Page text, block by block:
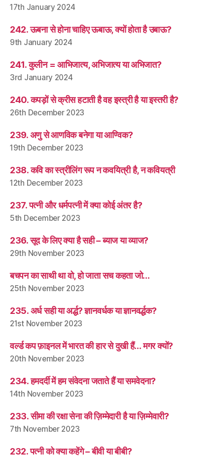
17th January 2024
242. ऊबना से होना चाहिए ऊबाऊ, क्यों होता है उबाऊ?
9th January 2024
241. कुलीन = आभिजात्य, अभिजात्य या अभिजात?
3rd January 2024
240. कपड़ों से क्रीस हटाती है वह इस्त्री है या इस्तरी है?
26th December 2023
239. अणु से आणविक बनेगा या आण्विक?
19th December 2023
238. कवि का स्त्रीलिंग रूप न कवयित्री है, न कवियत्री
12th December 2023
237. पत्नी और धर्मपत्नी में क्या कोई अंतर है?
5th December 2023
236. सूद के लिए क्या है सही – ब्याज या व्याज?
29th November 2023
बचपन का साथी था वो, हो जाता सच कहता जो…
25th November 2023
235. अर्ध सही या अर्द्ध? ज्ञानवर्धक या ज्ञानवर्द्धक?
21st November 2023
वर्ल्ड कप फ़ाइनल में भारत की हार से दुखी हैं… मगर क्यों?
20th November 2023
234. हमदर्दी में हम संवेदना जताते हैं या समवेदना?
14th November 2023
233. सीमा की रक्षा सेना की ज़िम्मेदारी है या ज़िम्मेवारी?
7th November 2023
232. पत्नी को क्या कहेंगे – बीवी या बीबी?